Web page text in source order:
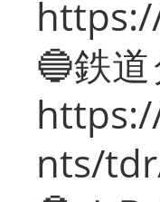
🔵鉄
nts/